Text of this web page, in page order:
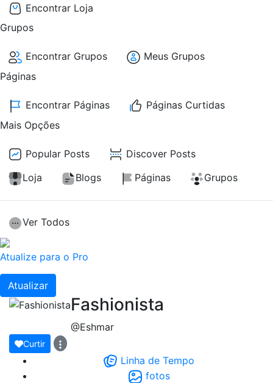
Encontrar Loja
Grupos
Encontrar Grupos
Meus Grupos
Páginas
Encontrar Páginas
Páginas Curtidas
Mais Opções
Popular Posts
Discover Posts
Loja
Blogs Páginas Grupos
Ver Todos
Atualize para o Pro
Atualizar
Fashionista
@Eshmar
Curtir
Linha de Tempo
fotos